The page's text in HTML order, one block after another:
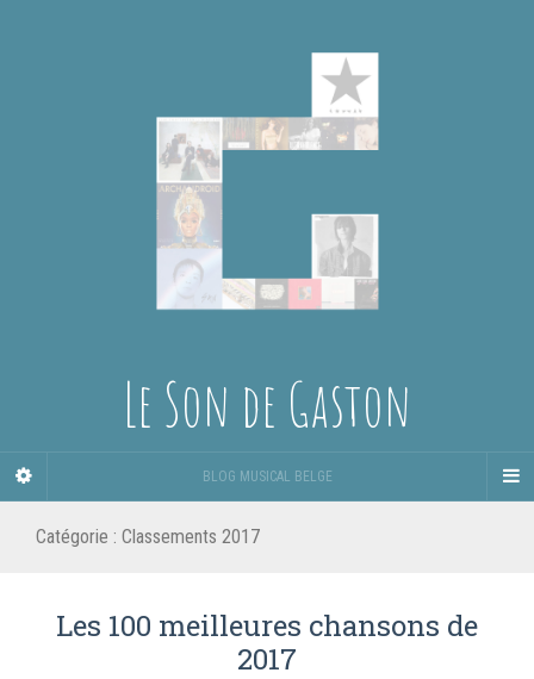
Le Son de Gaston
BLOG MUSICAL BELGE
Catégorie : Classements 2017
Les 100 meilleures chansons de
2017